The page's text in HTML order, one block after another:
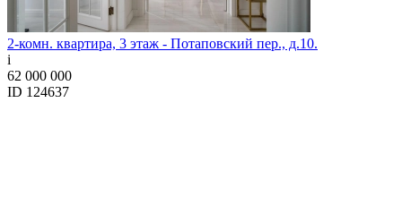
2-комн. квартира, 3 этаж - Потаповский пер., д.10.
i
62 000 000
ID 124637